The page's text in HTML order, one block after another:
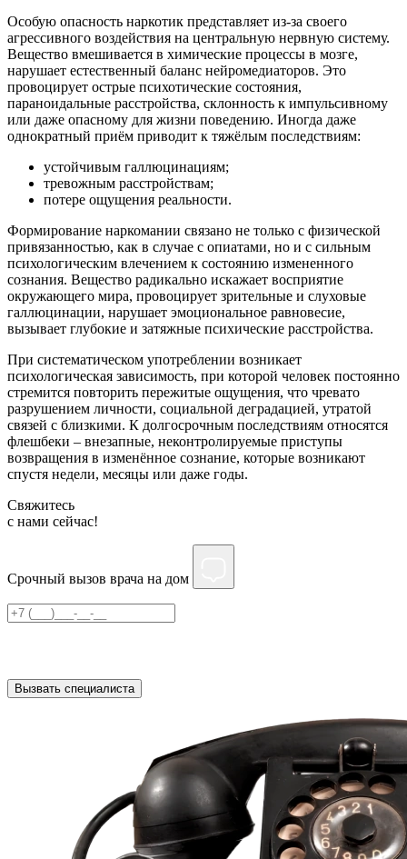
Особую опасность наркотик представляет из-за своего
агрессивного воздействия на центральную нервную систему.
Вещество вмешивается в химические процессы в мозге,
нарушает естественный баланс нейромедиаторов. Это
провоцирует острые психотические состояния,
параноидальные расстройства, склонность к импульсивному
или даже опасному для жизни поведению. Иногда даже
однократный приём приводит к тяжёлым последствиям:
устойчивым галлюцинациям;
тревожным расстройствам;
потере ощущения реальности.
Формирование наркомании связано не только с физической
привязанностью, как в случае с опиатами, но и с сильным
психологическим влечением к состоянию измененного
сознания. Вещество радикально искажает восприятие
окружающего мира, провоцирует зрительные и слуховые
галлюцинации, нарушает эмоциональное равновесие,
вызывает глубокие и затяжные психические расстройства.
При систематическом употреблении возникает
психологическая зависимость, при которой человек постоянно
стремится повторить пережитые ощущения, что чревато
разрушением личности, социальной деградацией, утратой
связей с близкими. К долгосрочным последствиям относятся
флешбеки – внезапные, неконтролируемые приступы
возвращения в изменённое сознание, которые возникают
спустя недели, месяцы или даже годы.
Свяжитесь
c нами сейчас!
Срочный вызов врача на дом
Вызвать специалиста